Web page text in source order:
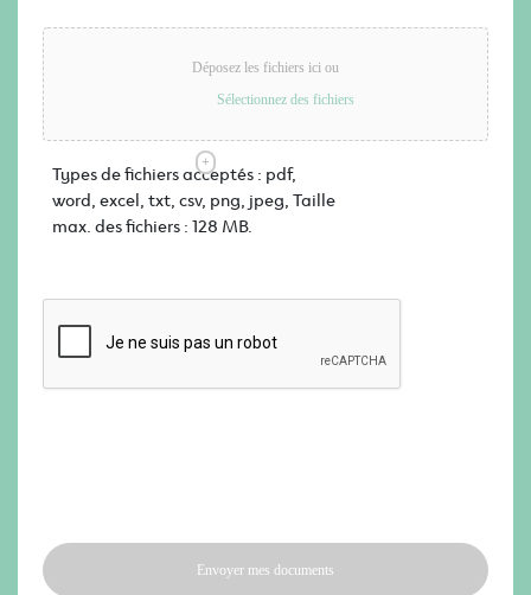
Déposez les fichiers ici ou
Sélectionnez des fichiers
Types de fichiers acceptés : pdf,
word, excel, txt, csv, png, jpeg, Taille
max. des fichiers : 128 MB.